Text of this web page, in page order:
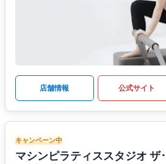
店舗情報 公式サイト
キャンペーン中
マシンピラティススタジオ ザ